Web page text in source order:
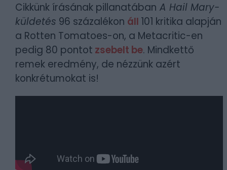
Cikkünk írásának pillanatában A Hail Mary-
küldetés 96 százalékon áll 101 kritika alapján
a Rotten Tomatoes-on, a Metacritic-en
pedig 80 pontot zsebelt be. Mindkettő
remek eredmény, de nézzünk azért
konkrétumokat is!